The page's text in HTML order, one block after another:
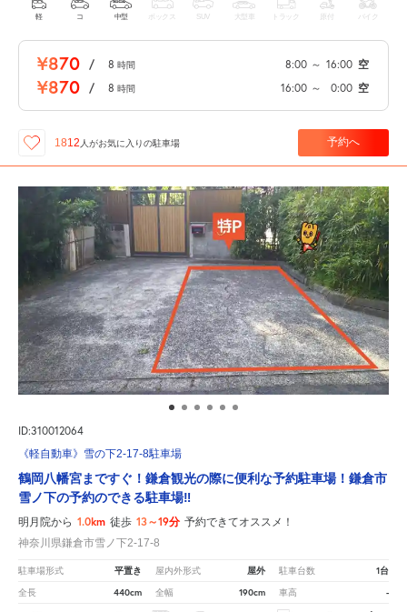
軽 コ 中型 ボックス SUV 大型車 トラック 原付 バイク
¥870 / 8 時間 8:00 ～ 16:00 空
¥870 / 8 時間 16:00 ～ 0:00 空
1812 人がお気に入りの駐車場 予約へ
ID:310012064
《軽自動車》雪の下2-17-8駐車場
鶴岡八幡宮まですぐ！鎌倉観光の際に便利な予約駐車場！鎌倉市
雪ノ下の予約のできる駐車場‼
明月院から 1.0km 徒歩 13～19分 予約できてオススメ！
神奈川県鎌倉市雪ノ下2-17-8
駐車場形式 平置き 屋内外形式 屋外 駐車台数 1台
全長 440cm 全幅 190cm 車高 -